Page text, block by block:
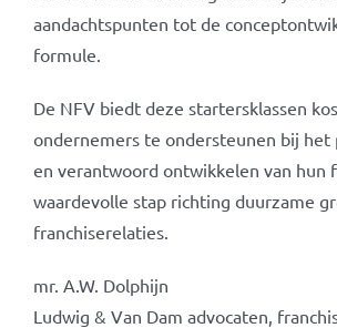
aandachtspunten tot de
formule.
De NFV biedt deze startersklassen
ondernemers te ondersteunen bij het
en verantwoord ontwikkelen van hun
waardevolle stap richting duurzame
franchise­relaties.
mr. A.W. Dolphijn
Ludwig & Van Dam advocaten,